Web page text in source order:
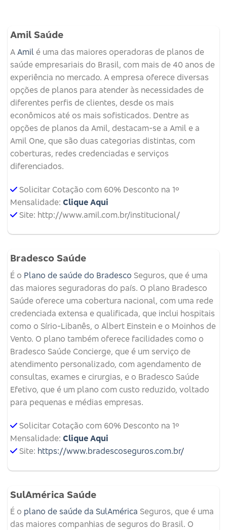
Amil Saúde
A Amil é uma das maiores operadoras de planos de
saúde empresariais do Brasil, com mais de 40 anos de
experiência no mercado. A empresa oferece diversas
opções de planos para atender às necessidades de
diferentes perfis de clientes, desde os mais
econômicos até os mais sofisticados. Dentre as
opções de planos da Amil, destacam-se a Amil e a
Amil One, que são duas categorias distintas, com
coberturas, redes credenciadas e serviços
diferenciados.
Solicitar Cotação com 60% Desconto na 1º
Mensalidade: Clique Aqui
Site: http://www.amil.com.br/institucional/
Bradesco Saúde
É o Plano de saúde do Bradesco Seguros, que é uma
das maiores seguradoras do país. O plano Bradesco
Saúde oferece uma cobertura nacional, com uma rede
credenciada extensa e qualificada, que inclui hospitais
como o Sírio-Libanês, o Albert Einstein e o Moinhos de
Vento. O plano também oferece facilidades como o
Bradesco Saúde Concierge, que é um serviço de
atendimento personalizado, com agendamento de
consultas, exames e cirurgias, e o Bradesco Saúde
Efetivo, que é um plano com custo reduzido, voltado
para pequenas e médias empresas.
Solicitar Cotação com 60% Desconto na 1º
Mensalidade: Clique Aqui
Site: https://www.bradescoseguros.com.br/
SulAmérica Saúde
É o plano de saúde da SulAmérica Seguros, que é uma
das maiores companhias de seguros do Brasil. O